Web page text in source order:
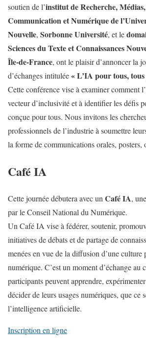
soutien de l’institut de Recherche,
Communication et Numérique de
Nouvelle, Sorbonne Université, et le
Sciences du Texte et Connaissances
Île-de-France, ont le plaisir d’annoncer la
d’échanges intitulée« L’IA pour tous,
Cette conférence vise à examiner comment
vecteur d’inclusivité et à identifier les défis
conçue pour tous. Nous invitons les
professionnels de l’industrie à soumettre
la forme de communications orales, posters,
Café IA
Cette journée débutera avec unCafé IA,
par le Conseil National du Numérique.
Un Café IA vise à fédérer, soutenir,
initiatives de débats et de partage de
menées en vue de la diffusion d’une culture
numérique. C’est un moment d’échange au
participants peuvent apprendre,
décider de leurs usages numériques, que ce
l’intelligence artificielle.
Inscription en ligne